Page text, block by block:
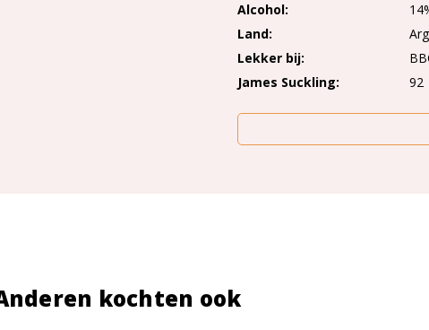
Alcohol
Land
Lekker bij
James Suckling
92
kochten ook